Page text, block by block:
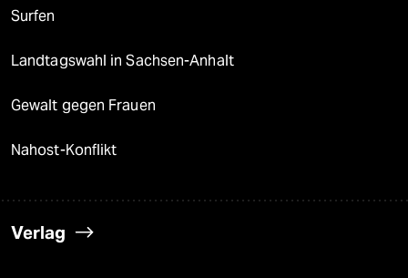
Surfen
Landtagswahl in Sachsen-Anhalt
Gewalt gegen Frauen
Nahost-Konflikt
Verlag